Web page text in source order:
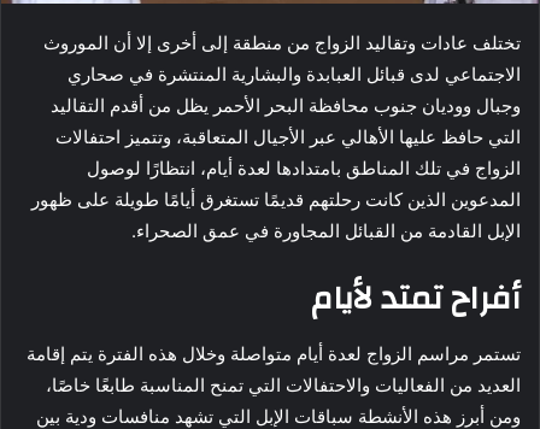
تختلف عادات وتقاليد الزواج من منطقة إلى أخرى إلا أن الموروث
الاجتماعي لدى قبائل العبابدة والبشارية المنتشرة في صحاري
وجبال ووديان جنوب محافظة البحر الأحمر يظل من أقدم التقاليد
التي حافظ عليها الأهالي عبر الأجيال المتعاقبة، وتتميز احتفالات
الزواج في تلك المناطق بامتدادها لعدة أيام، انتظارًا لوصول
المدعوين الذين كانت رحلتهم قديمًا تستغرق أيامًا طويلة على ظهور
الإبل القادمة من القبائل المجاورة في عمق الصحراء.
أفراح تمتد لأيام
تستمر مراسم الزواج لعدة أيام متواصلة وخلال هذه الفترة يتم إقامة
العديد من الفعاليات والاحتفالات التي تمنح المناسبة طابعًا خاصًا،
ومن أبرز هذه الأنشطة سباقات الإبل التي تشهد منافسات ودية بين